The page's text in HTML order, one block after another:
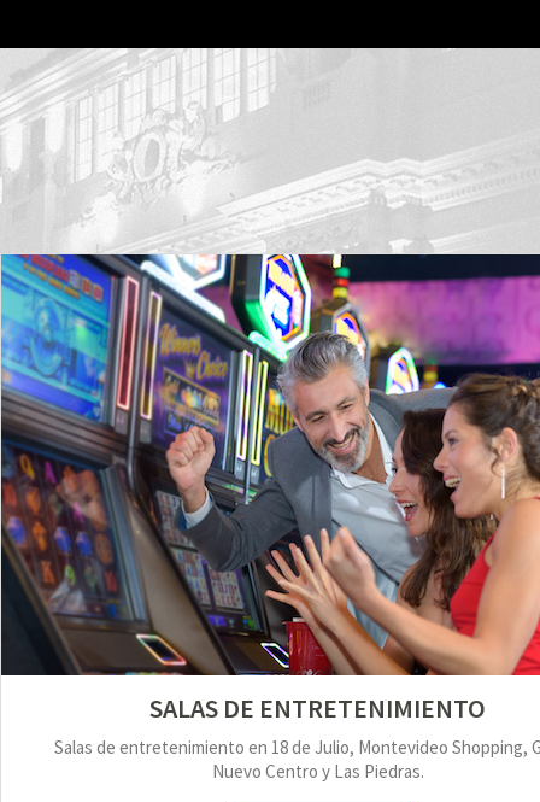
SALAS DE ENTRETENIMIENTO
Salas de entretenimiento en 18 de Julio, Montevideo Shopping,
Nuevo Centro y Las Piedras.